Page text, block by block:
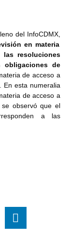
del InfoCDMX,
en materia
resoluciones
obligaciones de
de acceso a
En esta numeralia
de acceso a
se observó que el
a las